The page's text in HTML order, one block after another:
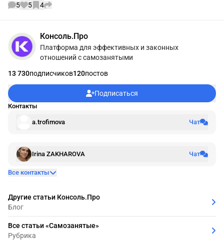
5
5 4
Информации об авторе
Консоль.Про
Платформа для эффективных и законных
отношений с самозанятыми
13 730подписчиков120постов
Подписаться
Контакты
a.trofimova Чат
Irina ZAKHAROVA Чат
Все контакты
Другие статьи Консоль.Про
Блог
Все статьи «Самозанятые»
Рубрика